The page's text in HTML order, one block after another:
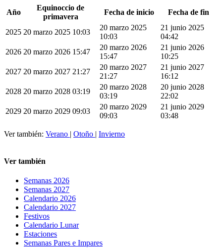
Año
Equinoccio de
primavera
Fecha de inicio Fecha de fin
2025 20 marzo 2025 10:03
20 marzo 2025
10:03
21 junio 2025
04:42
2026 20 marzo 2026 15:47
20 marzo 2026
15:47
21 junio 2026
10:25
2027 20 marzo 2027 21:27
20 marzo 2027
21:27
21 junio 2027
16:12
2028 20 marzo 2028 03:19
20 marzo 2028
03:19
20 junio 2028
22:02
2029 20 marzo 2029 09:03
20 marzo 2029
09:03
21 junio 2029
03:48
Ver también: Verano | Otoño | Invierno
Ver también
Semanas 2026
Semanas 2027
Calendario 2026
Calendario 2027
Festivos
Calendario Lunar
Estaciones
Semanas Pares e Impares